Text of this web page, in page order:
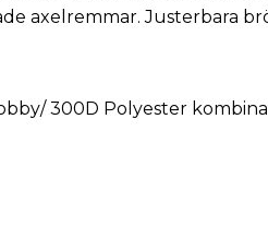
axelremmar. Justerbara
300D Polyester